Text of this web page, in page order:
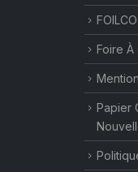
FOILCO
Foire À
Papier